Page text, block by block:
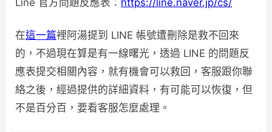
Line 官方問題反應表： https://line.naver.jp/cs/
在這一篇裡阿湯提到 LINE 帳號遭刪除是救不回來
的，不過現在算是有一線曙光，透過 LINE 的問題反
應表提交相關內容，就有機會可以救回，客服跟你聯
絡之後，經過提供的詳細資料，有可能可以恢復，但
不是百分百，要看客服怎麼處理。